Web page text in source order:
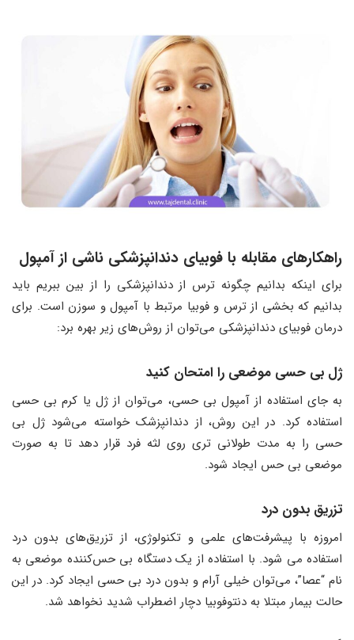
راهکارهای مقابله با فوبیای دندانپزشکی ناشی از آمپول
برای اینکه بدانیم چگونه ترس از دندانپزشکی را از بین ببریم باید
بدانیم که بخشی از ترس و فوبیا مرتبط با آمپول و سوزن است. برای
درمان فوبیای دندانپزشکی می‌توان از روش‌های زیر بهره برد:
ژل بی‌ حسی موضعی را امتحان کنید
به جای استفاده از آمپول بی ‌حسی، می‌‌توان از ژل یا کرم بی‌ حسی
استفاده کرد. در این روش، از دندانپزشک خواسته می‌‌شود ژل بی
‌حسی را به مدت طولانی ‌تری روی لثه فرد قرار دهد تا به صورت
موضعی بی ‌حس ایجاد شود.
تزریق بدون درد
امروزه با پیشرفت‌‌های علمی و تکنولوژی، از تزریق‌‌های بدون درد
استفاده می ‌شود. با استفاده از یک دستگاه بی‌ حس‌کننده موضعی به
نام “عصا”، می‌توان خیلی آرام و بدون درد بی حسی ایجاد کرد. در این
حالت بیمار مبتلا به دنتوفوبیا دچار اضطراب شدید نخواهد شد.